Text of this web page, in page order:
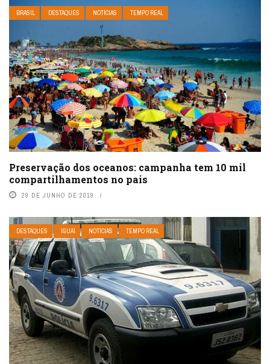
BRASIL DESTAQUES NOTÍCIAS TEMPO REAL
Preservação dos oceanos: campanha tem 10 mil
compartilhamentos no pais
29 DE JUNHO DE 2019
DESTAQUES IGUAÍ NOTÍCIAS TEMPO REAL